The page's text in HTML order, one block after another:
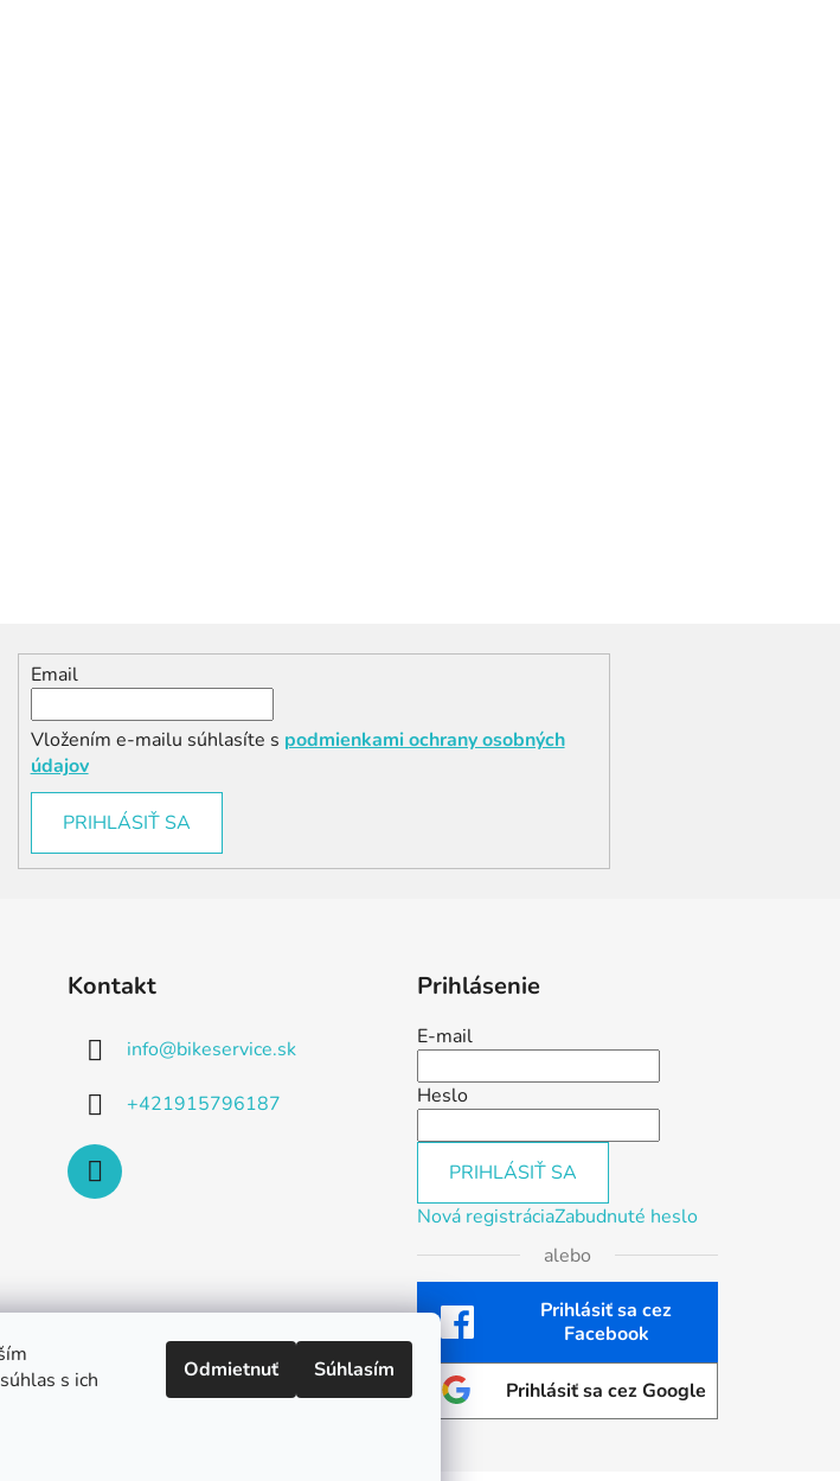
s ich
Odmietnuť Súhlasím
Email
Vložením e-mailu súhlasíte s podmienkami ochrany osobných
údajov
PRIHLÁSIŤ SA
Kontakt
info@bikeservice.sk
+421915796187
Prihlásenie
E-mail
Heslo
PRIHLÁSIŤ SA
Nová registráciaZabudnuté heslo
alebo
Prihlásiť sa cez
Facebook
Prihlásiť sa cez Google